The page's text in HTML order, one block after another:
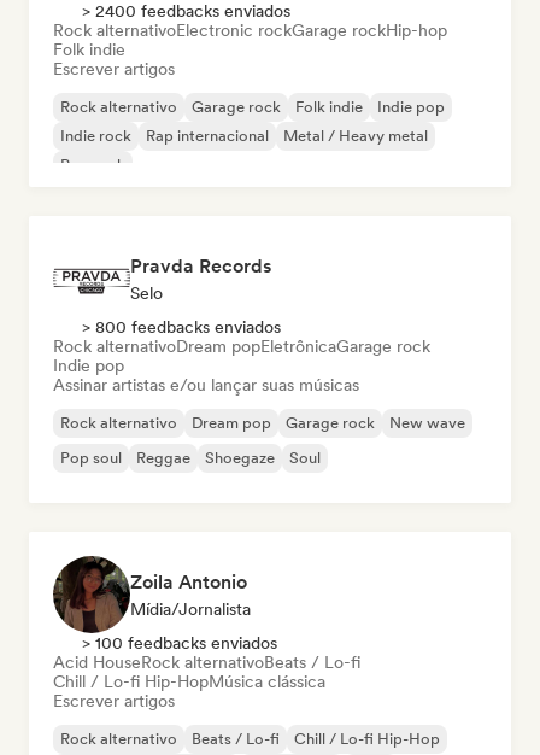
> 2400 feedbacks enviados
Rock alternativoElectronic rockGarage rockHip-hop
Folk indie
Escrever artigos
Rock alternativo Garage rock Folk indie
Indie pop
Indie rock
Rap internacional
Metal / Heavy metal
Pop rock
Pravda Records
Selo
> 800 feedbacks enviados
Rock alternativoDream popEletrônicaGarage rock
Indie pop
Assinar artistas e/ou lançar suas músicas
Rock alternativo Dream pop Garage rock
New wave
Pop soul
Reggae Shoegaze Soul
Zoila Antonio
Mídia/Jornalista
> 100 feedbacks enviados
Acid HouseRock alternativoBeats / Lo-fi
Chill / Lo-fi Hip-HopMúsica clássica
Escrever artigos
Rock alternativo Beats / Lo-fi
Chill / Lo-fi Hip-Hop